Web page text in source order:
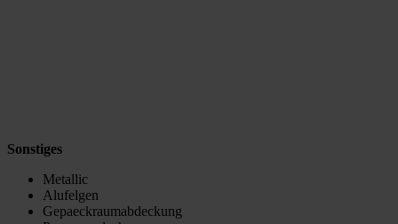
Sonstiges
Metallic
Alufelgen
Gepaeckraumabdeckung